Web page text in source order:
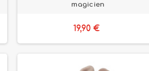
magicien
19,90 €